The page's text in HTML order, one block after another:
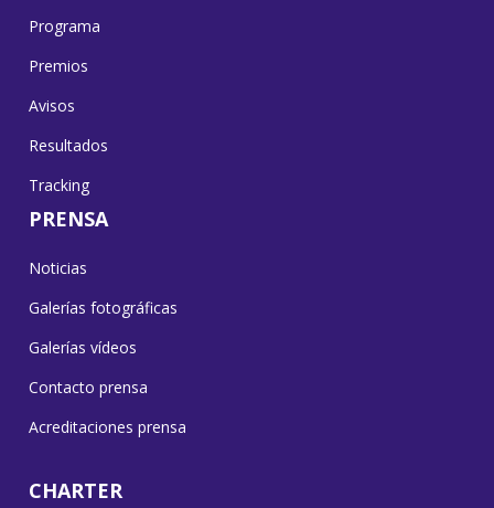
Programa
Premios
Avisos
Resultados
Tracking
PRENSA
Noticias
Galerías fotográficas
Galerías vídeos
Contacto prensa
Acreditaciones prensa
CHARTER